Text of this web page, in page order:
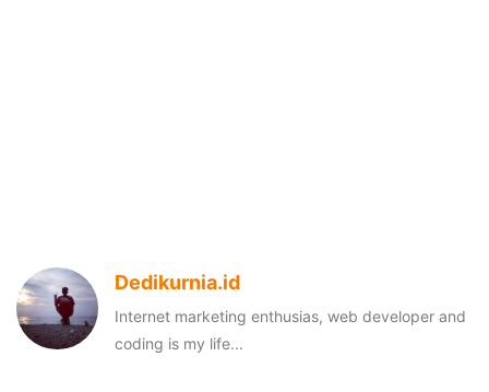
Dedikurnia.id
Internet marketing enthusias, web developer and
coding is my life...